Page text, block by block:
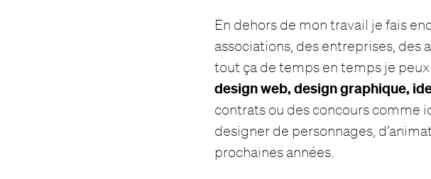
En dehors de mon travail je fais
associations, des entreprises,
tout ça de temps en temps je
design web, design graphique,
contrats ou des concours comme
designer de personnages,
prochaines années.